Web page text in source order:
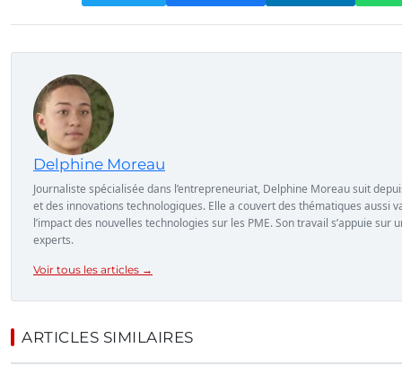
Delphine Moreau
Journaliste spécialisée dans l’entrepreneuriat, Delphine Moreau suit
et des innovations technologiques. Elle a couvert des thématiques aussi
l’impact des nouvelles technologies sur les PME. Son travail s’appuie
experts.
Voir tous les articles →
ARTICLES SIMILAIRES